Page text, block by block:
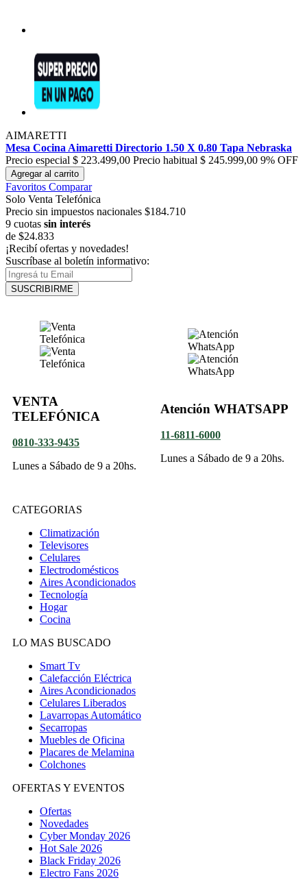
AIMARETTI
Mesa Cocina Aimaretti Directorio 1.50 X 0.80 Tapa Nebraska
Precio especial $ 223.499,00 Precio habitual $ 245.999,00 9% OFF
Agregar al carrito
Favoritos Comparar
Solo Venta Telefónica
Precio sin impuestos nacionales $184.710
9 cuotas sin interés
de $24.833
¡Recibí ofertas y novedades!
Suscríbase al boletín informativo:
SUSCRIBIRME
VENTA
TELEFÓNICA
0810-333-9435
Lunes a Sábado de 9 a 20hs.
Atención WHATSAPP
11-6811-6000
Lunes a Sábado de 9 a 20hs.
CATEGORIAS
Climatización
Televisores
Celulares
Electrodomésticos
Aires Acondicionados
Tecnología
Hogar
Cocina
LO MAS BUSCADO
Smart Tv
Calefacción Eléctrica
Aires Acondicionados
Celulares Liberados
Lavarropas Automático
Secarropas
Muebles de Oficina
Placares de Melamina
Colchones
OFERTAS Y EVENTOS
Ofertas
Novedades
Cyber Monday 2026
Hot Sale 2026
Black Friday 2026
Electro Fans 2026